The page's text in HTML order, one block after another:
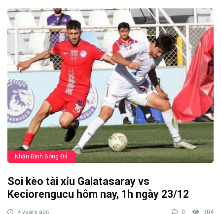
Nhận Định Bóng Đá
Soi kèo tài xỉu Galatasaray vs
Keciorengucu hôm nay, 1h ngày 23/12
4 years ago 0 304